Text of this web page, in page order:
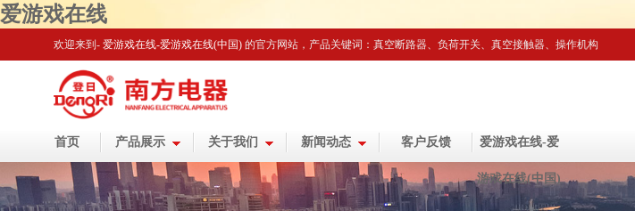
爱游戏在线
欢迎来到- 爱游戏在线-爱游戏在线(中国) 的官方网站 ，产品关键词：真空断路器、负荷开关、真空接触器、操作机构
首页 产品展示 关于我们 新闻动态 客户反馈 爱游戏在线-爱
游戏在线(中国)